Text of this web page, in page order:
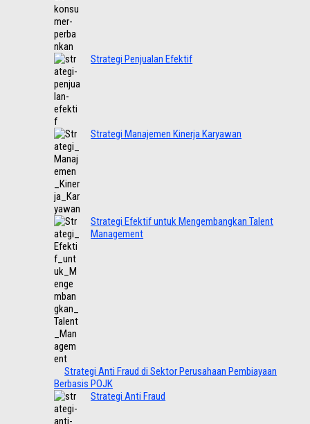
Strategi Penjualan Efektif
Strategi Manajemen Kinerja Karyawan
Strategi Efektif untuk Mengembangkan Talent
Management
Strategi Anti Fraud di Sektor Perusahaan Pembiayaan
Berbasis POJK
Strategi Anti Fraud